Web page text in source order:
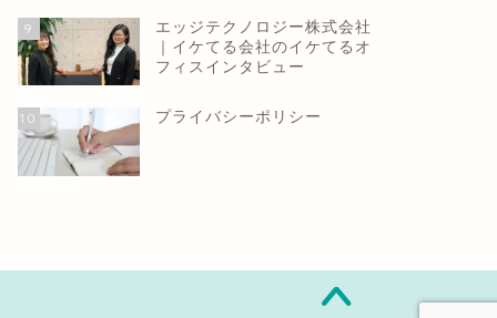
9
エッジテクノロジー株式会社
｜イケてる会社のイケてるオ
フィスインタビュー
10 プライバシーポリシー